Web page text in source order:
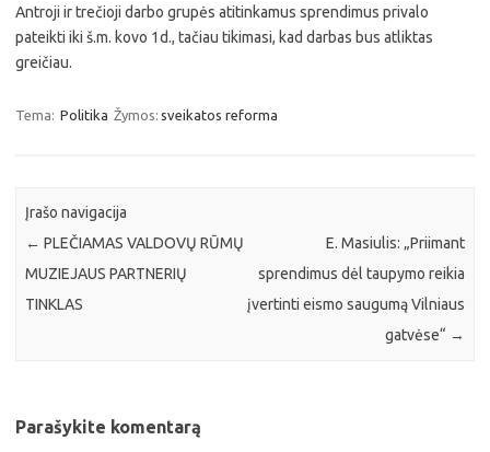
Antroji ir trečioji darbo grupės atitinkamus sprendimus privalo
pateikti iki š.m. kovo 1d., tačiau tikimasi, kad darbas bus atliktas
greičiau.
Tema: Politika Žymos: sveikatos reforma
Įrašo navigacija
← PLEČIAMAS VALDOVŲ RŪMŲ
MUZIEJAUS PARTNERIŲ
TINKLAS
E. Masiulis: „Priimant
sprendimus dėl taupymo reikia
įvertinti eismo saugumą Vilniaus
gatvėse“ →
Parašykite komentarą